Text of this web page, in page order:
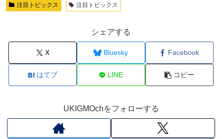
注目トピックス 注目トピックス
シェアする
X Bluesky Facebook
はてブ LINE コピー
UKIGMOchをフォローする